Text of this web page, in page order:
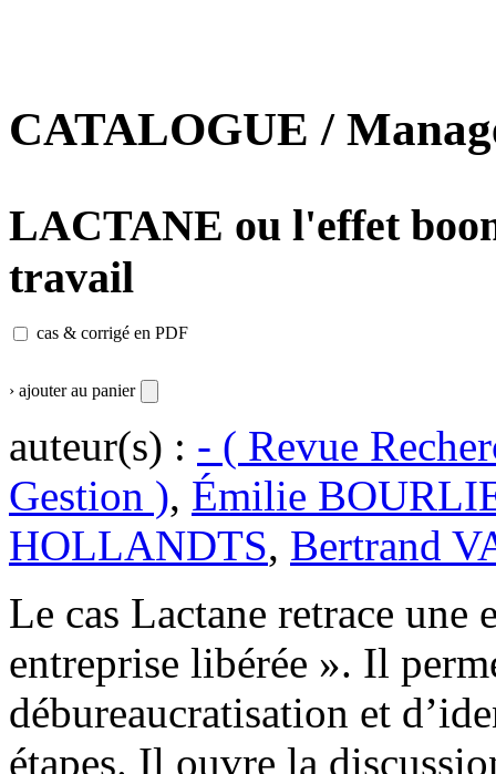
CATALOGUE /
LACTANE ou l'effet
travail
cas & corrigé en PDF
› ajouter au panier
auteur(s) : - ( Revue
Gestion ), Émilie
HOLLANDTS, Bertrand
Le cas Lactane retrace
entreprise libérée ». Il
débureaucratisation et
étapes. Il ouvre la